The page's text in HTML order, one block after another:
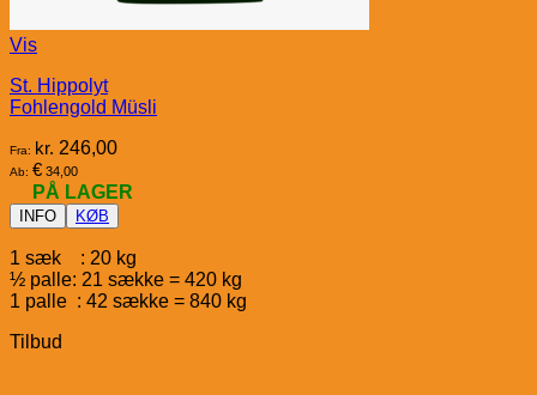
Vis
St. Hippolyt
Fohlengold Müsli
Fra: kr. 246,00
Ab: € 34,00
PÅ LAGER
INFO KØB
1 sæk : 20 kg
½ palle: 21 sække = 420 kg
1 palle : 42 sække = 840 kg
Tilbud